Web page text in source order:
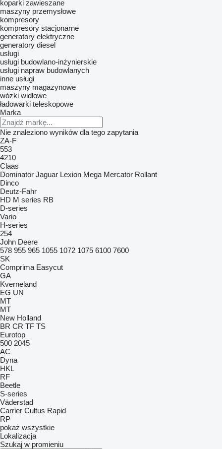
koparki zawieszane
maszyny przemysłowe
kompresory
kompresory stacjonarne
generatory elektryczne
generatory diesel
usługi
usługi budowlano-inżynierskie
usługi napraw budowlanych
inne usługi
maszyny magazynowe
wózki widłowe
ładowarki teleskopowe
Marka
Nie znaleziono wyników dla tego zapytania
ZA-F
553
4210
Claas
Dominator Jaguar Lexion Mega Mercator Rollant
Dinco
Deutz-Fahr
HD M series RB
D-series
Vario
H-series
254
John Deere
578 955 965 1055 1072 1075 6100 7600
SK
Comprima Easycut
GA
Kverneland
EG UN
MT
MT
New Holland
BR CR TF TS
Eurotop
500 2045
AC
Dyna
HKL
RF
Beetle
S-series
Väderstad
Carrier Cultus Rapid
RP
pokaż wszystkie
Lokalizacja
Szukaj w promieniu